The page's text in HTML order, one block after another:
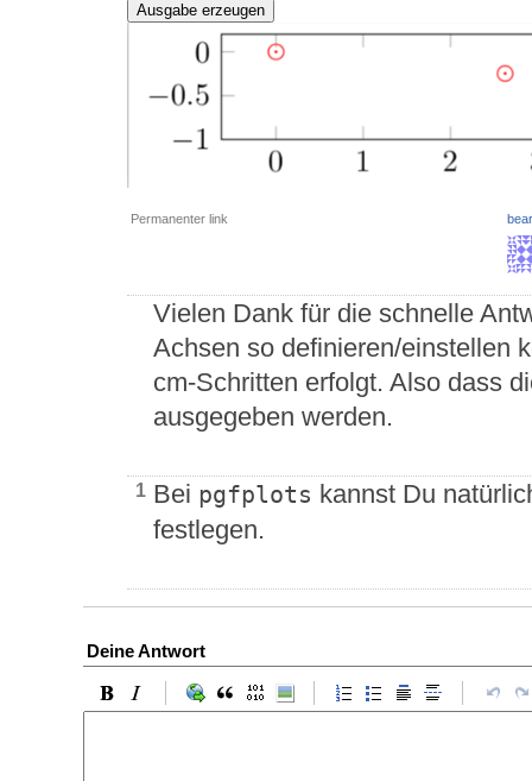
Ausgabe erzeugen
Permanenter link
Vielen Dank für die schnelle
Achsen so definieren/einstellen
cm-Schritten erfolgt. Also dass
ausgegeben werden.
1 Bei pgfplots kannst Du
festlegen.
Deine Antwort